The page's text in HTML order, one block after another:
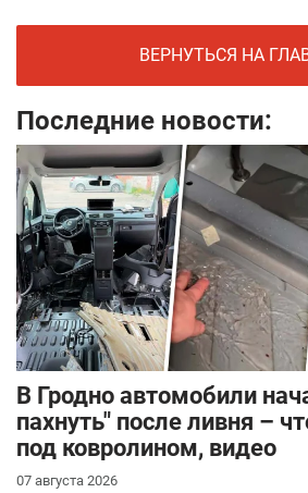
ВЕРНУТЬСЯ НА
Последние новости:
В Гродно автомобили
пахнуть" после ливня –
под ковролином, видео
07 августа 2026